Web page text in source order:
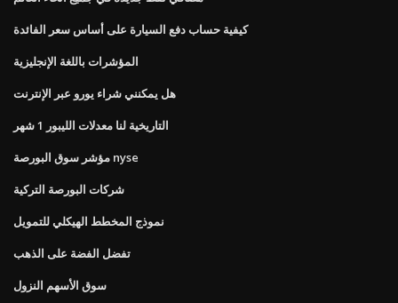
كيفية حساب دفع السيارة على أساس سعر الفائدة
المؤشرات باللغة الإنجليزية
هل يمكنني شراء يورو عبر الإنترنت
التاريخية لنا معدلات الليبور 1 شهر
مؤشر سوق البورصة nyse
شركات البورصة التركية
نموذج المخطط الهيكلي للتمويل
تفضل الفضة على الذهب
سوق الأسهم النزول